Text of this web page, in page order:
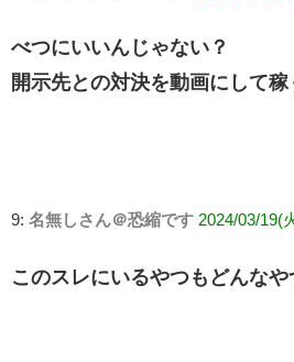
べつにいいんじゃない？
開示先との対決を動画にして稼
9: 名無しさん＠恐縮です 2024/03/19(
このスレにいるやつもどんな